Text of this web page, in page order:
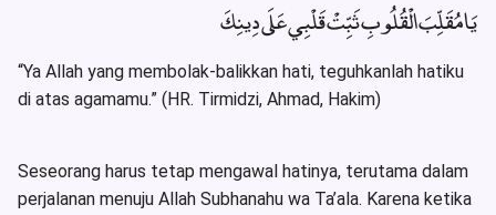
يَا مُقَلِّبَ الْقُلُوبِ ثَبِّتْ قَلْبِي عَلَى دِينِكَ
“Ya Allah yang membolak-balikkan hati, teguhkanlah hatiku
di atas agamamu.” (HR. Tirmidzi, Ahmad, Hakim)
Seseorang harus tetap mengawal hatinya, terutama dalam
perjalanan menuju Allah Subhanahu wa Ta’ala. Karena ketika